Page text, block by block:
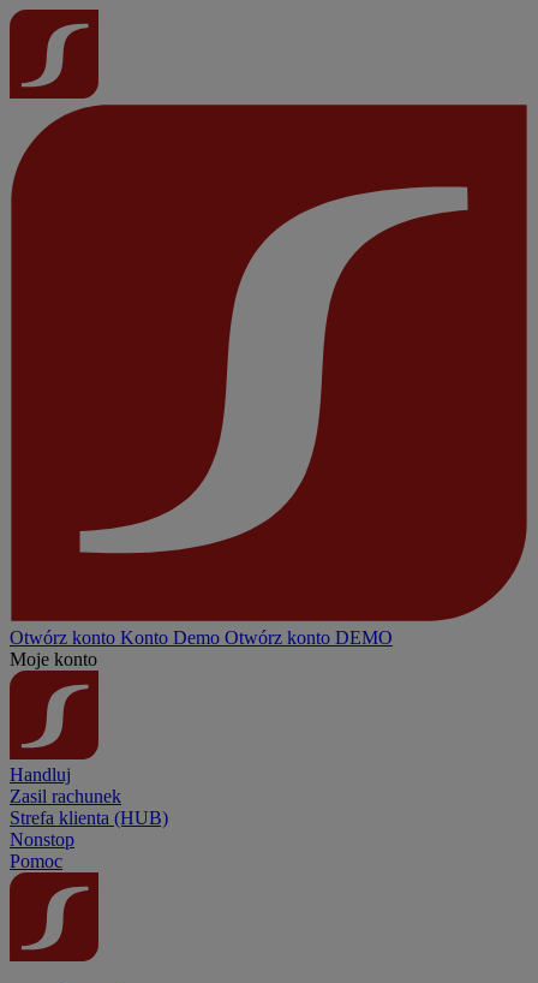
Otwórz konto Konto Demo Otwórz konto DEMO
Moje konto
Handluj
Zasil rachunek
Strefa klienta (HUB)
Nonstop
Pomoc